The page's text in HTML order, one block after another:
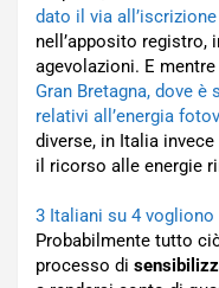
dato il via
nell’apposito registro,
agevolazioni. E
Gran Bretagna, dove
relativi all’energia
diverse, in Italia
il ricorso alle energie
3 Italiani su 4
Probabilmente tutto
processo di